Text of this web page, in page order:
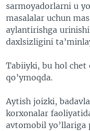
sarmoyadorlarni u
masalalar uchun
aylantirishga
daxlsizligini
Tabiiyki, bu hol chet
qo’ymoqda.
Aytish joizki,
korxonalar
avtomobil yo’llariga